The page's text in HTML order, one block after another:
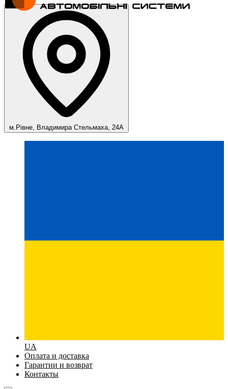
м.Рівне, Владимира Стельмаха, 24А
UA
Оплата и доставка
Гарантии и возврат
Контакты